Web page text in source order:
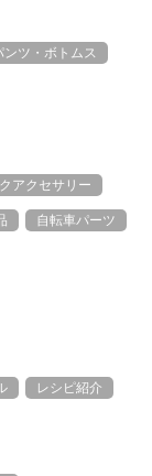
ンツ・ボトムス
アクセサリー
自転車パーツ
レシピ紹介